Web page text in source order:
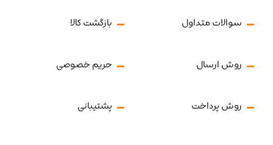
سوالات متداول بازگشت کالا
روش ارسال حریم خصوصی
روش پرداخت پشتیبانی